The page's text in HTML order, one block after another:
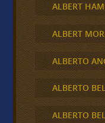
ALBERT
ALBERT
ALBERTO
ALBERTO
ALBERTO